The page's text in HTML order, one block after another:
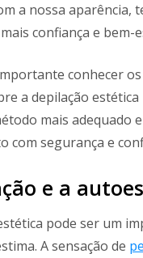
a nossa aparência,
confiança e bem-
conhecer
a depilação
mais adequado
com segurança e
e a
pode ser um
A sensação de